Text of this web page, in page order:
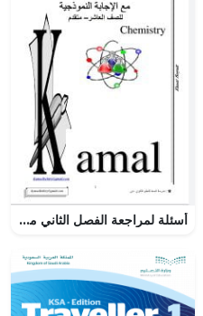
أسئلة لمراجعة الفصل الثاني مع الإجابة النموذجية (كيمياء) العاشر المتقدم